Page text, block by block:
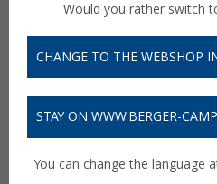
Would you rather switch
CHANGE TO THE WEBSHOP
STAY ON WWW.BERGER-
You can change the language